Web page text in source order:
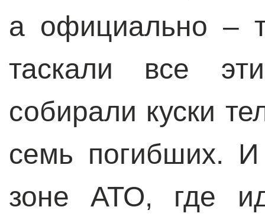
а официально –
таскали все
собирали куски
семь погибших.
зоне АТО, где